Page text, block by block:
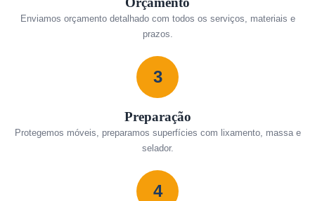
Enviamos orçamento detalhado com todos os serviços, materiais e
prazos.
3
Preparação
Protegemos móveis, preparamos superfícies com lixamento, massa e
selador.
4